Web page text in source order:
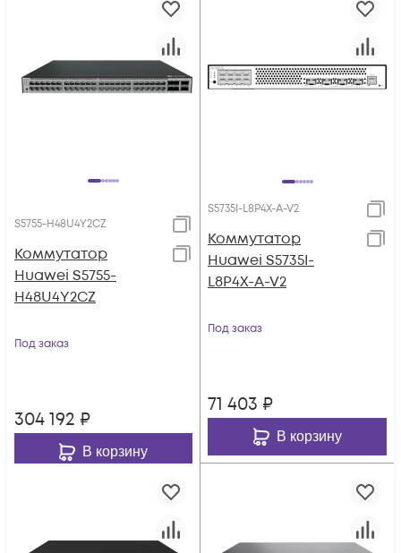
S5755-H48U4Y2CZ
Коммутатор
Huawei S5755-
H48U4Y2CZ
Под заказ
304 192 ₽
В корзину
S5735I-L8P4X-A-V2
Коммутатор
Huawei S5735I-
L8P4X-A-V2
Под заказ
71 403 ₽
В корзину